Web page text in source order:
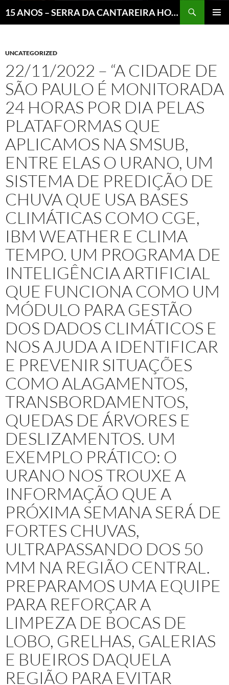
15 ANOS – SERRA DA CANTAREIRA HOJE E COTIDIANO DO BRASIL E DO MUNDO
UNCATEGORIZED
22/11/2022 – “A CIDADE DE
SÃO PAULO É MONITORADA
24 HORAS POR DIA PELAS
PLATAFORMAS QUE
APLICAMOS NA SMSUB,
ENTRE ELAS O URANO, UM
SISTEMA DE PREDIÇÃO DE
CHUVA QUE USA BASES
CLIMÁTICAS COMO CGE,
IBM WEATHER E CLIMA
TEMPO. UM PROGRAMA DE
INTELIGÊNCIA ARTIFICIAL
QUE FUNCIONA COMO UM
MÓDULO PARA GESTÃO
DOS DADOS CLIMÁTICOS E
NOS AJUDA A IDENTIFICAR
E PREVENIR SITUAÇÕES
COMO ALAGAMENTOS,
TRANSBORDAMENTOS,
QUEDAS DE ÁRVORES E
DESLIZAMENTOS. UM
EXEMPLO PRÁTICO: O
URANO NOS TROUXE A
INFORMAÇÃO QUE A
PRÓXIMA SEMANA SERÁ DE
FORTES CHUVAS,
ULTRAPASSANDO DOS 50
MM NA REGIÃO CENTRAL.
PREPARAMOS UMA EQUIPE
PARA REFORÇAR A
LIMPEZA DE BOCAS DE
LOBO, GRELHAS, GALERIAS
E BUEIROS DAQUELA
REGIÃO PARA EVITAR